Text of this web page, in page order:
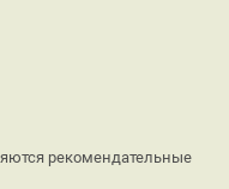
рекомендательные